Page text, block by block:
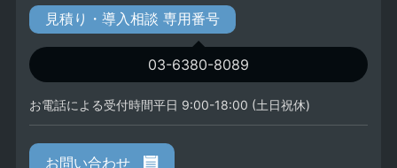
見積り・導入相談 専用番号
03-6380-8089
お電話による受付時間平日 9:00-18:00 (土日祝休)
お問い合わせ